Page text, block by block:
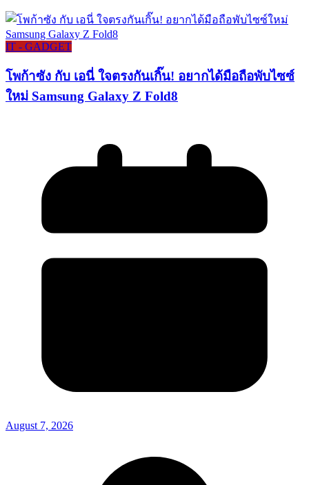
IT - GADGET
โพก้าซัง กับ เอนี่ ใจตรงกันเกิ๊น! อยากได้มือถือพับไซซ์
ใหม่ Samsung Galaxy Z Fold8
August 7, 2026